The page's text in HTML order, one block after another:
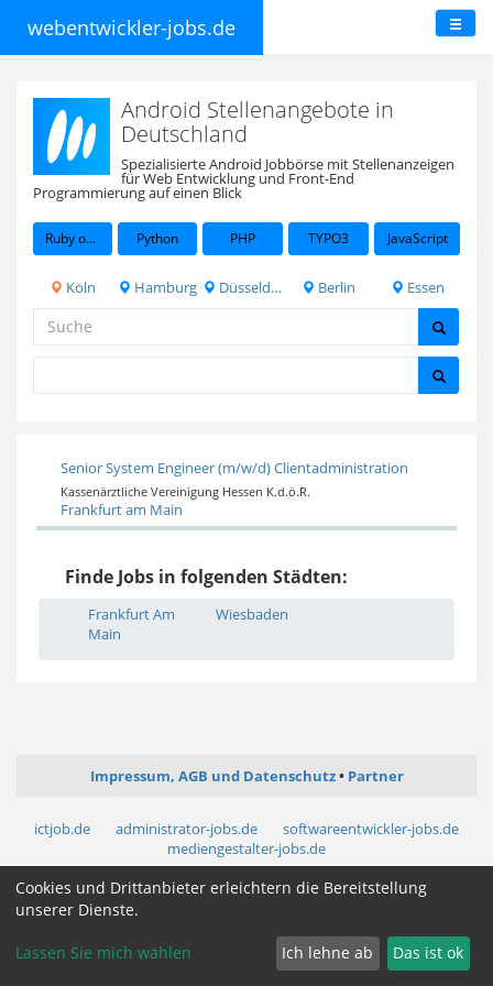
webentwickler-jobs.de
Android Stellenangebote in
Deutschland
Spezialisierte Android Jobbörse mit Stellenanzeigen
für Web Entwicklung und Front-End
Programmierung auf einen Blick
Ruby on Rails Python PHP TYPO3 JavaScript
Köln Hamburg Düsseldorf Berlin Essen
Senior System Engineer (m/w/d) Clientadministration
Kassenärztliche Vereinigung Hessen K.d.ö.R.
Frankfurt am Main
Finde Jobs in folgenden Städten:
Frankfurt Am
Main
Wiesbaden
Impressum, AGB und Datenschutz Partner
ictjob.de administrator-jobs.de
softwareentwickler-jobs.de
mediengestalter-jobs.de
Cookies und Drittanbieter erleichtern die Bereitstellung
unserer Dienste.
Lassen Sie mich wählen Ich lehne ab Das ist ok